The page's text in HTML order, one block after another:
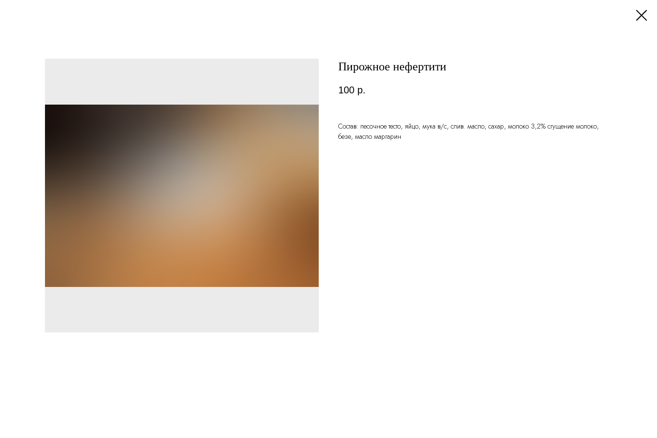
Пирожное нефертити
100 р.
Состав: песочное тесто, яйцо, мука в/с, слив. масло, сахар, молоко 3,2% сгущение молоко,
безе, масло маргарин